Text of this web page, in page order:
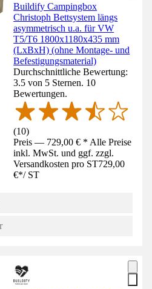
Buildify Campingbox
Christoph Bettsystem längs
asymmetrisch u.a. für VW
T5/T6 1800x1180x435 mm
(LxBxH) (ohne Montage- und
Befestigungsmaterial)
Durchschnittliche Bewertung:
3.5 von 5 Sternen. 10
Bewertungen.
(10)
Preis — 729,00 € * Alle Preise
inkl. MwSt. und ggf. zzgl.
Versandkosten pro ST729,00
€*/ ST